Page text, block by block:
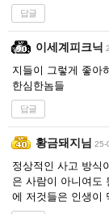
답글
이세계피크닉
지들이 그렇게 좋아
한심한놈들
답글
황금돼지님 25-
정상적인 사고 방식
은 사람이 아니여도
에 저것들은 인생이